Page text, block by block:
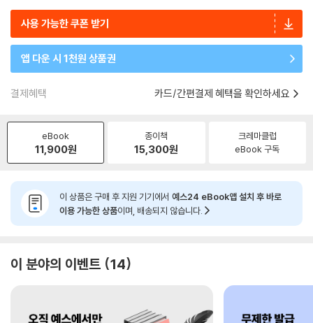
사용 가능한 쿠폰 받기
앱 다운 시 1천원 상품권
결제혜택 카드/간편결제 혜택을 확인하세요
eBook
11,900원
종이책
15,300원
크레마클럽
eBook 구독
이 상품은 구매 후 지원 기기에서 예스24 eBook앱 설치 후 바로
이용 가능한 상품이며, 배송되지 않습니다.
이 분야의 이벤트 14